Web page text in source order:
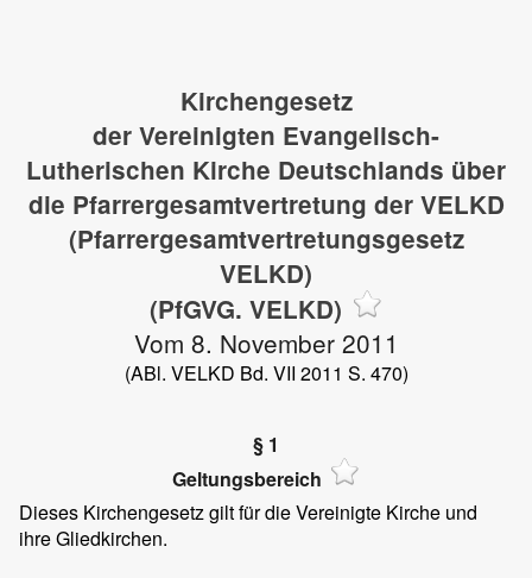
Kirchengesetz
der Vereinigten Evangelisch-
Lutherischen Kirche Deutschlands über
die Pfarrergesamtvertretung der VELKD
(Pfarrergesamtvertretungsgesetz
VELKD)
(PfGVG. VELKD)
Vom 8. November 2011
(ABl. VELKD Bd. VII 2011 S. 470)
§ 1
Geltungsbereich
Dieses Kirchengesetz gilt für die Vereinigte Kirche und
ihre Gliedkirchen.